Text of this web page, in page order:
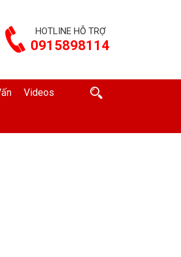
HOTLINE HỖ TRỢ
0915898114
Videos